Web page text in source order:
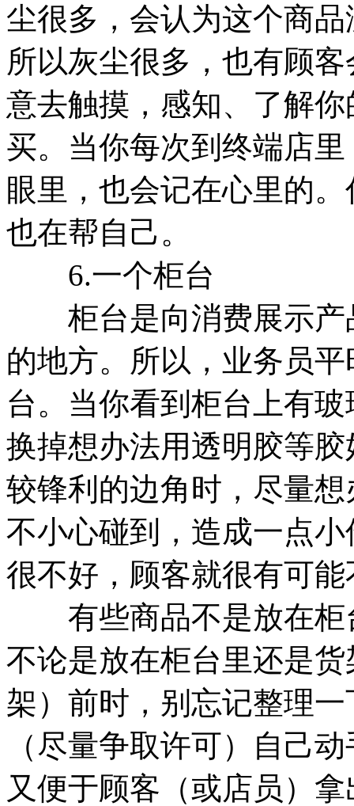
尘很多，会认为这个商
所以灰尘很多，也有顾
意去触摸，感知、了解
买。当你每次到终端店
眼里，也会记在心里的
也在帮自己。
6.一个柜台
柜台是向消费展示产
的地方。所以，业务员
台。当你看到柜台上有
换掉想办法用透明胶等
较锋利的边角时，尽量
不小心碰到，造成一点
很不好，顾客就很有可
有些商品不是放在柜
不论是放在柜台里还是
架）前时，别忘记整理
（尽量争取许可）自己
又便于顾客（或店员）